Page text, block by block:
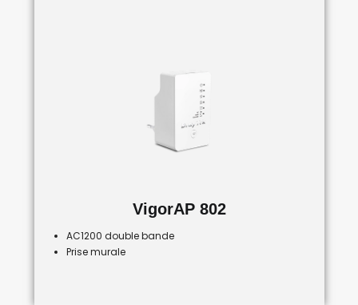
VigorAP 802
AC1200 double bande
Prise murale